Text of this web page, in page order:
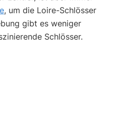
, um die Loire-Schlösser
gibt es weniger
Schlösser.